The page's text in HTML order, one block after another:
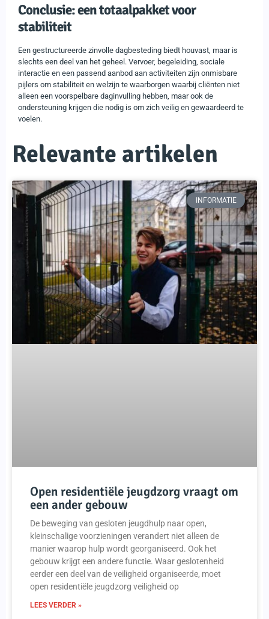
Conclusie: een totaalpakket voor
stabiliteit
Een gestructureerde zinvolle dagbesteding biedt houvast, maar is
slechts een deel van het geheel. Vervoer, begeleiding, sociale
interactie en een passend aanbod aan activiteiten zijn onmisbare
pijlers om stabiliteit en welzijn te waarborgen waarbij cliënten niet
alleen een voorspelbare daginvulling hebben, maar ook de
ondersteuning krijgen die nodig is om zich veilig en gewaardeerd te
voelen.
Relevante artikelen
INFORMATIE
Open residentiële jeugdzorg vraagt om
een ander gebouw
De beweging van gesloten jeugdhulp naar open,
kleinschalige voorzieningen verandert niet alleen de
manier waarop hulp wordt georganiseerd. Ook het
gebouw krijgt een andere functie. Waar geslotenheid
eerder een deel van de veiligheid organiseerde, moet
open residentiële jeugdzorg veiligheid op
LEES VERDER »